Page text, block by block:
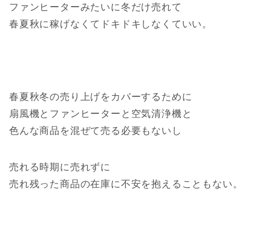
ファンヒーターみたいに冬だけ売れて
春夏秋に稼げなくてドキドキしなくていい。
春夏秋冬の売り上げをカバーするために
扇風機とファンヒーターと空気清浄機と
色んな商品を混ぜて売る必要もないし
売れる時期に売れずに
売れ残った商品の在庫に不安を抱えることもない。